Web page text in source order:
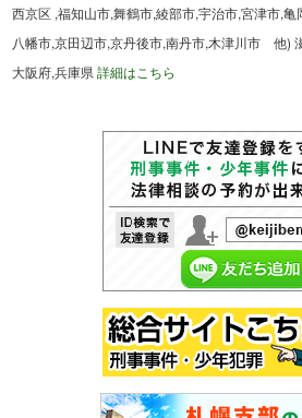
西京区 ,福知山市,舞鶴市,綾部市,宇治市,宮津市,
八幡市,京田辺市,京丹後市,南丹市,木津川市 他)
大阪府,兵庫県詳細はこちら